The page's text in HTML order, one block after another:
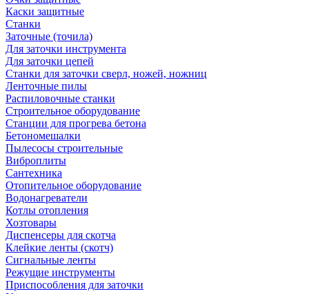
Каски защитные
Станки
Заточные (точила)
Для заточки инструмента
Для заточки цепей
Станки для заточки сверл, ножей, ножниц
Ленточные пилы
Распиловочные станки
Строительное оборудование
Станции для прогрева бетона
Бетономешалки
Пылесосы строительные
Виброплиты
Сантехника
Отопительное оборудование
Водонагреватели
Котлы отопления
Хозтовары
Диспенсеры для скотча
Клейкие ленты (скотч)
Сигнальные ленты
Режущие инструменты
Приспособления для заточки